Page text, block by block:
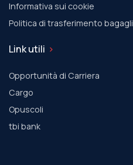
Informativa sui cookie
Politica di trasferimento bagagli
Link utili
Opportunità di Carriera
Cargo
Οpuscoli
tbi bank